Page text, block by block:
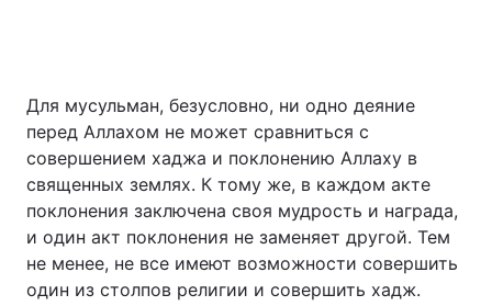
Для мусульман, безусловно, ни одно деяние
перед Аллахом не может сравниться с
совершением хаджа и поклонению Аллаху в
священных землях. К тому же, в каждом акте
поклонения заключена своя мудрость и награда,
и один акт поклонения не заменяет другой. Тем
не менее, не все имеют возможности совершить
один из столпов религии и совершить хадж.